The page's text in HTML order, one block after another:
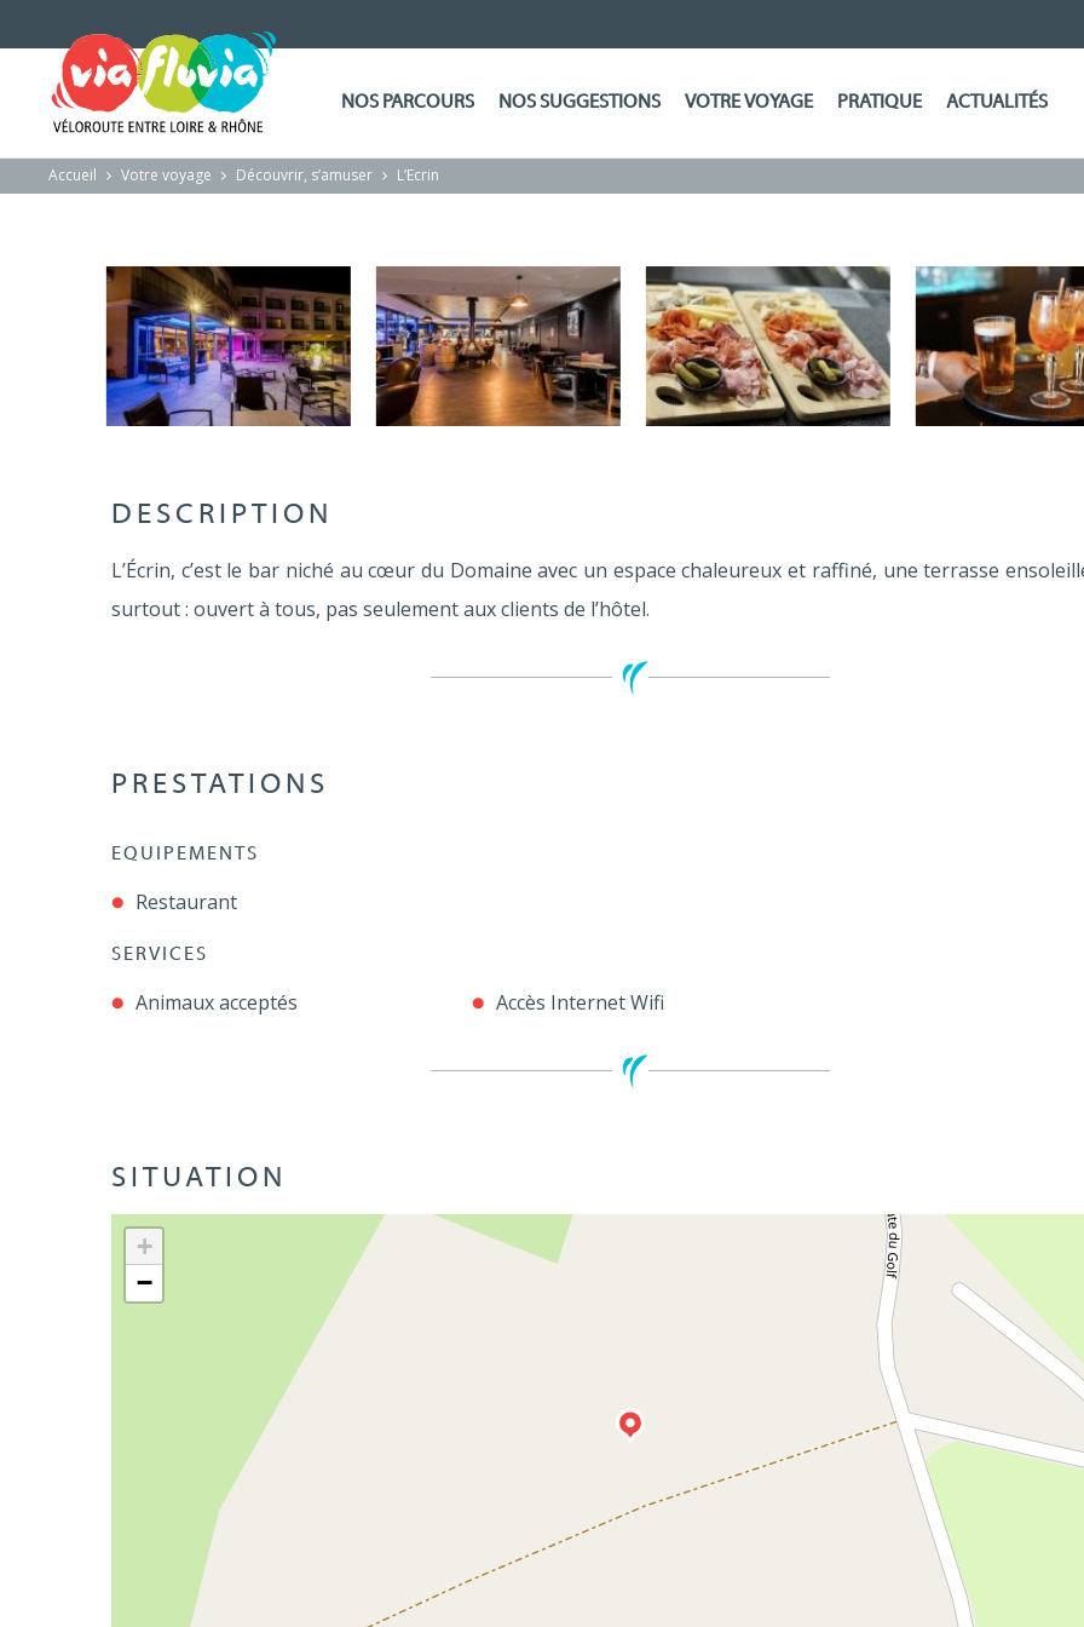
NOS PARCOURS NOS SUGGESTIONS VOTRE VOYAGE PRATIQUE ACTUALITÉS
Accueil Votre voyage Découvrir, s’amuser L’Ecrin
DESCRIPTION
L’Écrin, c’est le bar niché au cœur du Domaine avec un espace chaleureux et raffiné, une terrasse
surtout : ouvert à tous, pas seulement aux clients de l’hôtel.
PRESTATIONS
EQUIPEMENTS
Restaurant
SERVICES
Animaux acceptés Accès Internet Wifi
SITUATION
+
−